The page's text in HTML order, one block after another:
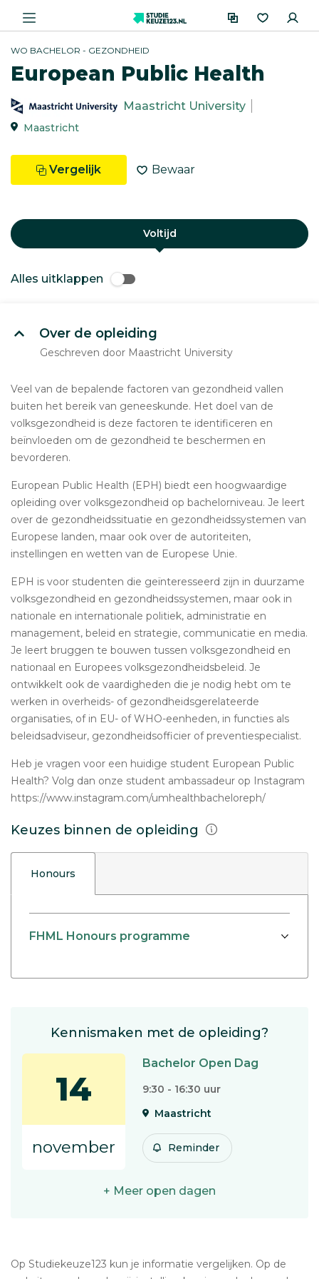
WO BACHELOR - GEZONDHEID
European Public Health
Maastricht University
Maastricht
Vergelijk Bewaar
Voltijd
Alles uitklappen
Over de opleiding
Geschreven door Maastricht University
Veel van de bepalende factoren van gezondheid vallen
buiten het bereik van geneeskunde. Het doel van de
volksgezondheid is deze factoren te identificeren en
beïnvloeden om de gezondheid te beschermen en
bevorderen.
European Public Health (EPH) biedt een hoogwaardige
opleiding over volksgezondheid op bachelorniveau. Je leert
over de gezondheidssituatie en gezondheidssystemen van
Europese landen, maar ook over de autoriteiten,
instellingen en wetten van de Europese Unie.
EPH is voor studenten die geïnteresseerd zijn in duurzame
volksgezondheid en gezondheidssystemen, maar ook in
nationale en internationale politiek, administratie en
management, beleid en strategie, communicatie en media.
Je leert bruggen te bouwen tussen volksgezondheid en
nationaal en Europees volksgezondheidsbeleid. Je
ontwikkelt ook de vaardigheden die je nodig hebt om te
werken in overheids- of gezondheidsgerelateerde
organisaties, of in EU- of WHO-eenheden, in functies als
beleidsadviseur, gezondheidsofficier of preventiespecialist.
Heb je vragen voor een huidige student European Public
Health? Volg dan onze student ambassadeur op Instagram
https://www.instagram.com/umhealthbacheloreph/
Keuzes binnen de opleiding
Honours
FHML Honours programme
Kennismaken met de opleiding?
14
november
Bachelor Open Dag
9:30 - 16:30 uur
Maastricht
Reminder
+ Meer open dagen
Op Studiekeuze123 kun je informatie vergelijken. Op de